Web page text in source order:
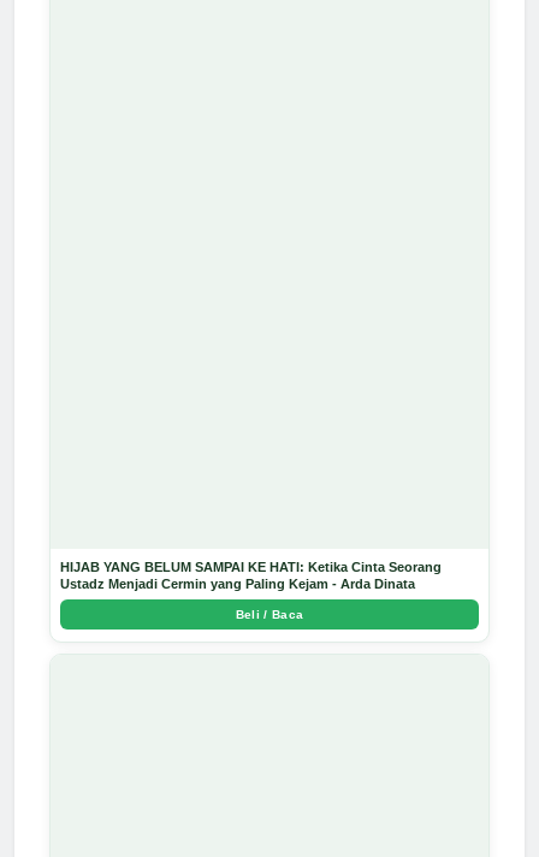
HIJAB YANG BELUM SAMPAI KE HATI: Ketika Cinta Seorang
Ustadz Menjadi Cermin yang Paling Kejam - Arda Dinata
Beli / Baca